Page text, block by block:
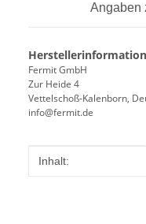
Angaben
Fermit GmbH
Zur Heide 4
Vettelschoß-Kalenborn,
info@fermit.de
Produkteigenschaft
Wert
Inhalt: